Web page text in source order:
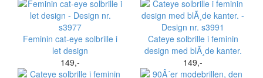
Feminin cat-eye solbrille i
let design
149,-
Cateye solbrille i feminin
design med blÃ¸de kanter.
149,-